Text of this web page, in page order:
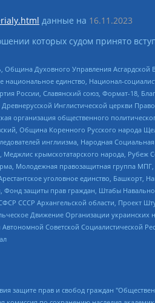
данные на 16.11.2023
которых судом принято
Духовного Управления
единство, Национал-
России, Славянский союз, Формат-18,
Инглистической церкви
организация общественного
Община Коренного Русского народа
инглиизма, Народная
крымскотатарского народа, Рубеж
Молодежная правозащитная группа
уголовное единство,
защиты прав граждан, Штабы
СССР Архангельской области, Проект
Движение Организации украинских
Советской Социалистической
номер 50008295751, дата регистрации 24.02.2020), Великовский Дмитрий Александрович, Долинина Ирина Николаевна, Мароховская Алеся Алексеевна, Шлейнов Роман Юрьевич, Шмагун Олеся Валентиновна, Общество с ограниченной ответственностью "Альтаир 2021", Общество с ограниченной ответственностью "Вега 2021", Общество с ограниченной ответственностью "Главный редактор 2021", Общество с ограниченной ответственностью "Ромашки монолит", Важенков Артем Валерьевич, Ивановская областная общественная организация "Центр гендерных исследований", Гурман Юрий Альбертович, Медиапроект "ОВД-Инфо", Егоров Владимир Владимирович, Жилинский Владимир Александрович, Общество с ограниченной ответственностью "ЗП", Иванова София Юрьевна, Карезина Инна Павловна, Кильтау Екатерина Викторовна, Петров Алексей Викторович, Пискунов Сергей Евгеньевич, Смирнов Сергей Сергеевич, Тихонов Михаил Сергеевич, Общество с ограниченной ответственностью "ЖУРНАЛИСТ-ИНОСТРАННЫЙ АГЕНТ", Арапова Галина Юрьевна, Вольтская Татьяна Анатольевна, Американская компания "Mason G.E.S. Anonymous Foundation" (США), являющаяся владельцем интернет-издания https://mnews.world/, Компания "Stichting Bellingcat", зарегистрированная в Нидерландах (дата регистрации 11.07.2018), Захаров Андрей Вячеславович, Клепиковская Екатерина Дмитриевна, Общество с ограниченной ответственностью "МЕМО", Перл Роман Александрович, Симонов Евгений Алексеевич, Соловьева Елена Анатольевна, Сотников Даниил Владимирович, Сурначева Елизавета Дмитриевна, Автономная некоммерческая организация по защите прав человека и информированию населения "Якутия – Наше Мнение", Общество с ограниченной ответственностью "Москоу диджитал медиа", с 26.01.2023 Общество с ограниченной ответственностью "Чайка Белые сады", Ветошкина Валерия Валерьевна, Заговора Максим Александрович,